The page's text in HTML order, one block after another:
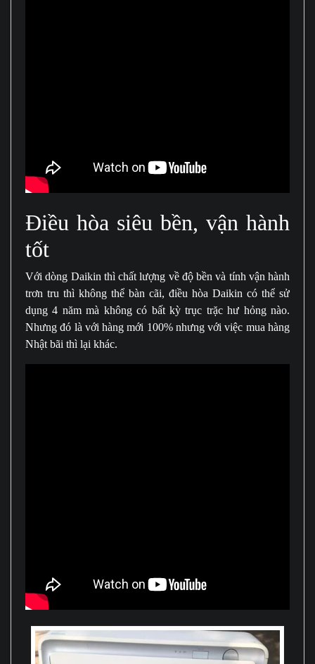
Điều hòa siêu bền, vận hành
tốt
Với dòng Daikin thì chất lượng về độ bền và tính vận hành
trơn tru thì không thể bàn cãi, điều hòa Daikin có thể sử
dụng 4 năm mà không có bất kỳ trục trặc hư hỏng nào.
Nhưng đó là với hàng mới 100% nhưng với việc mua hàng
Nhật bãi thì lại khác.